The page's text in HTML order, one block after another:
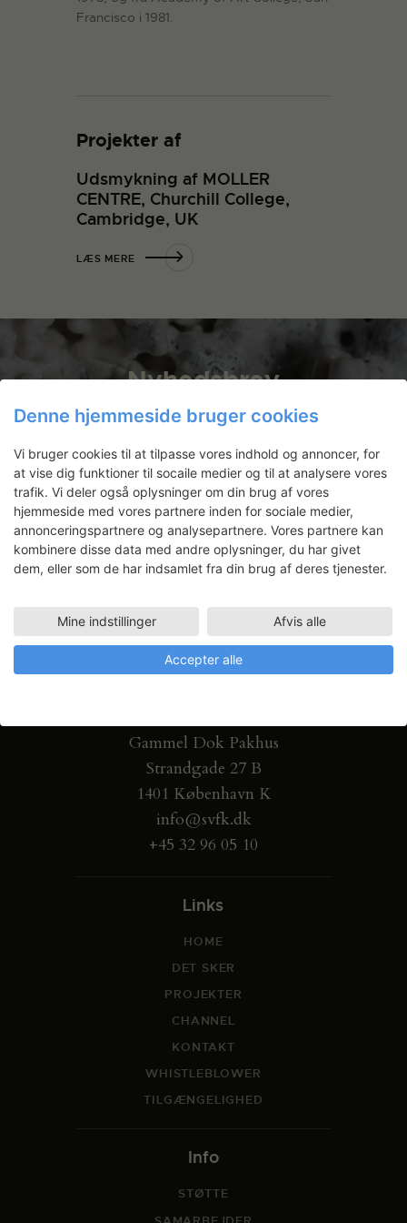
Francisco i 1981.
Projekter af
Udsmykning af MOLLER
CENTRE, Churchill College,
Cambridge, UK
LÆS MERE
Nyhedsbrev
Få ansøgningsfrister, arrangementer
Gammel Dok Pakhus
Strandgade 27 B
1401 København K
info@svfk.dk
+45 32 96 05 10
Links
HOME
DET SKER
PROJEKTER
CHANNEL
KONTAKT
WHISTLEBLOWER
TILGÆNGELIGHED
Info
STØTTE
Denne hjemmeside bruger cookies
Vi bruger cookies til at tilpasse vores indhold og annoncer, for
at vise dig funktioner til socaile medier og til at analysere vores
trafik. Vi deler også oplysninger om din brug af vores
hjemmeside med vores partnere inden for sociale medier,
annonceringspartnere og analysepartnere. Vores partnere kan
kombinere disse data med andre oplysninger, du har givet
dem, eller som de har indsamlet fra din brug af deres tjenester.
Mine indstillinger Afvis alle
Accepter alle